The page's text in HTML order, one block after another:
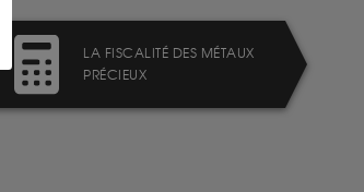
LA FISCALITÉ DES MÉTAUX
PRÉCIEUX